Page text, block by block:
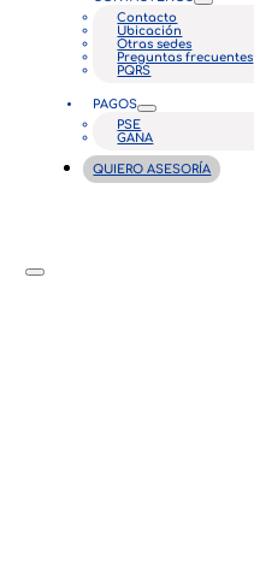
Contacto
Ubicación
Otras sedes
Preguntas frecuentes
PQRS
PAGOS
PSE
GANA
QUIERO ASESORÍA